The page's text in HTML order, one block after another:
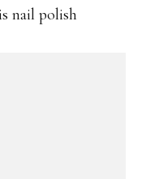
nail polish